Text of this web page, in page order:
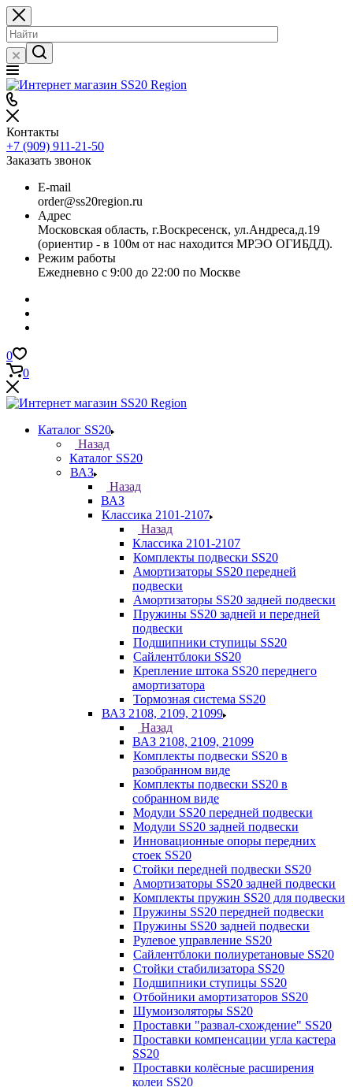
Контакты
+7 (909) 911-21-50
Заказать звонок
E-mail
order@ss20region.ru
Адрес
Московская область, г.Воскресенск, ул.Андреса,д.19
(ориентир - в 100м от нас находится МРЭО ОГИБДД).
Режим работы
Ежедневно с 9:00 до 22:00 по Москве
0
0
Каталог SS20
Назад
Каталог SS20
ВАЗ
Назад
ВАЗ
Классика 2101-2107
Назад
Классика 2101-2107
Комплекты подвески SS20
Амортизаторы SS20 передней
подвески
Амортизаторы SS20 задней подвески
Пружины SS20 задней и передней
подвески
Подшипники ступицы SS20
Сайлентблоки SS20
Крепление штока SS20 переднего
амортизатора
Тормозная система SS20
ВАЗ 2108, 2109, 21099
Назад
ВАЗ 2108, 2109, 21099
Комплекты подвески SS20 в
разобранном виде
Комплекты подвески SS20 в
собранном виде
Модули SS20 передней подвески
Модули SS20 задней подвески
Инновационные опоры передних
стоек SS20
Стойки передней подвески SS20
Амортизаторы SS20 задней подвески
Комплекты пружин SS20 для подвески
Пружины SS20 передней подвески
Пружины SS20 задней подвески
Рулевое управление SS20
Сайлентблоки полиуретановые SS20
Стойки стабилизатора SS20
Подшипники ступицы SS20
Отбойники амортизаторов SS20
Шумоизоляторы SS20
Проставки "развал-схождение" SS20
Проставки компенсации угла кастера
SS20
Проставки колёсные расширения
колеи SS20